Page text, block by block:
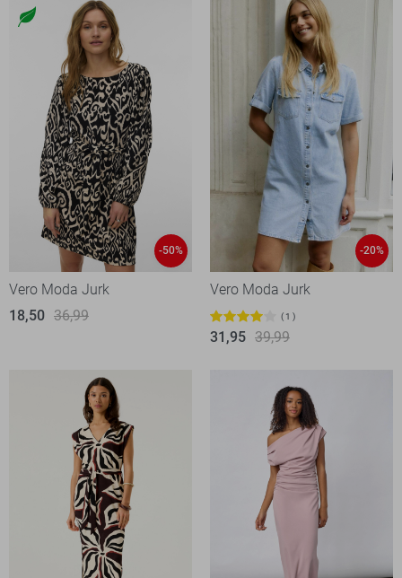
-50%
Vero Moda Jurk
18,50 36,99
-20%
Vero Moda Jurk
1
31,95 39,99